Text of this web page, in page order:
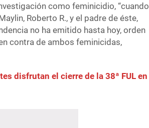
como feminicidio, “cuando
Roberto R., y el padre de éste,
no ha emitido hasta hoy, orden
contra de ambos feminicidas,
disfrutan el cierre de la 38ª FUL en